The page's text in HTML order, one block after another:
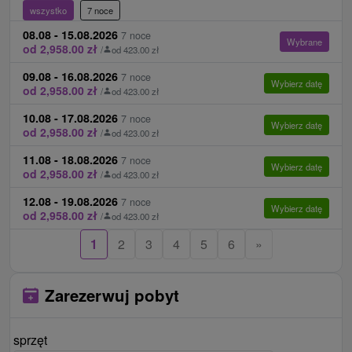
Ceny - Suplementy
Płatne na miejscu w recepcji.
parking monitorowany 10 € / noc w hotelu (10
miejsc, rezerwacja z wyprzedzeniem), parking
monitorowany 50 m od hotelu 5 € / noc
zwierzę domowe 25 € / noc
późne wymeldowanie / wczesne zameldowanie
15 € / godz.
Ceny - Informacje
MOŻLIWE ROZSZERZENIE POBYTU Z
WELLNESS MELISSA!
Internet:WiFi w całym hotelu.
Zwierzęta:Zakwaterowanie ze zwierzątami
domowymi możliwe jest za opłatą.
wszystko 7 noce
08.08 - 15.08.2026 7 noce
od 2,958.00 zł / od 423.00 zł
Wybrane
09.08 - 16.08.2026 7 noce
od 2,958.00 zł / od 423.00 zł
Wybierz datę
10.08 - 17.08.2026 7 noce
od 2,958.00 zł / od 423.00 zł
Wybierz datę
11.08 - 18.08.2026 7 noce
od 2,958.00 zł / od 423.00 zł
Wybierz datę
12.08 - 19.08.2026 7 noce
od 2,958.00 zł / od 423.00 zł
Wybierz datę
1 2 3 4 5 6 »
Zarezerwuj pobyt
sprzęt